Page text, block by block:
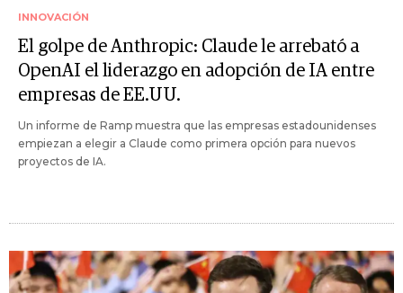
INNOVACIÓN
El golpe de Anthropic: Claude le arrebató a
OpenAI el liderazgo en adopción de IA entre
empresas de EE.UU.
Un informe de Ramp muestra que las empresas estadounidenses
empiezan a elegir a Claude como primera opción para nuevos
proyectos de IA.